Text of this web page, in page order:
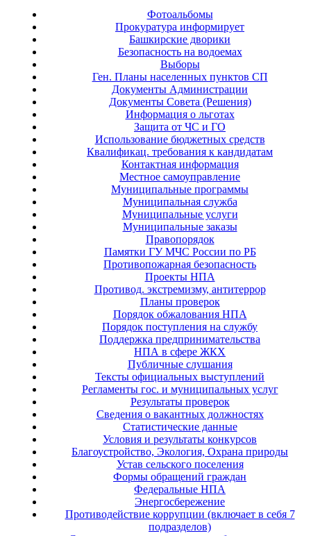
Фотоальбомы
Прокуратура информирует
Башкирские дворики
Безопасность на водоемах
Выборы
Ген. Планы населенных пунктов СП
Документы Администрации
Документы Совета (Решения)
Информация о льготах
Защита от ЧС и ГО
Использование бюджетных средств
Квалификац. требования к кандидатам
Контактная информация
Местное самоуправление
Муниципальные программы
Муниципальная служба
Муниципальные услуги
Муниципальные заказы
Правопорядок
Памятки ГУ МЧС России по РБ
Противопожарная безопасность
Проекты НПА
Противод. экстремизму, антитеррор
Планы проверок
Порядок обжалования НПА
Порядок поступления на службу
Поддержка предпринимательства
НПА в сфере ЖКХ
Публичные слушания
Тексты официальных выступлений
Регламенты гос. и муниципальных услуг
Результаты проверок
Сведения о вакантных должностях
Статистические данные
Условия и результаты конкурсов
Благоустройство, Экология, Охрана природы
Устав сельского поселения
Формы обращений граждан
Федеральные НПА
Энергосбережение
Противодействие коррупции (включает в себя 7
подразделов)